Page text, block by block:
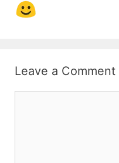
Leave a Comment